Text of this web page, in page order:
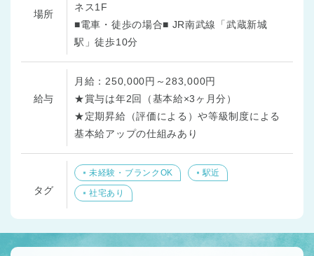
場所
ネス1F
■電車・徒歩の場合■ JR南武線「武蔵新城
駅」徒歩10分
給与
月給：250,000円～283,000円
★賞与は年2回（基本給×3ヶ月分）
★定期昇給（評価による）や等級制度による
基本給アップの仕組みあり
タグ
未経験・ブランクOK 駅近
社宅あり